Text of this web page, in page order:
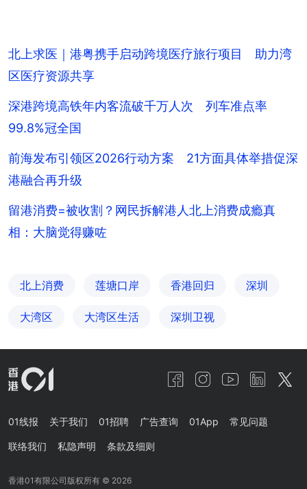
北上求医｜港粤携手启动跨境医疗旅行项目 助力湾
区医疗资源共享
深港跨境高铁年内客流破千万人次 列车准点率
99.8%冠全国
前海发布引领区2026行动方案 21方面具体举措促深
港融合再升级
留港消费=被收割？网民拆解港人北上消费成瘾真
相：大脑觉得赚咗
北上消费 莲塘口岸 香港回归 深圳
大湾区 大湾区生活 深圳卫视
01线报 关于我们 01招聘 广告查询 01App 常见问题
联络我们 私隐声明 条款及细则
香港01有限公司版权所有 © 2026